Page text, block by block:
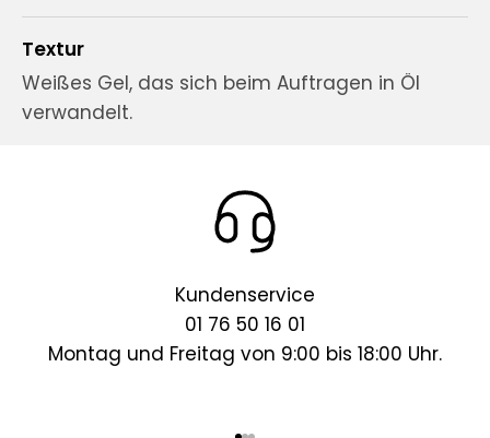
Textur
Weißes Gel, das sich beim Auftragen in Öl
verwandelt.
Kundenservice
01 76 50 16 01
Montag und Freitag von 9:00 bis 18:00 Uhr.